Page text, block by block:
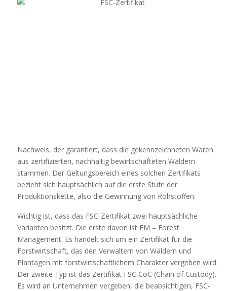
Nachweis, der garantiert, dass die gekennzeichneten Waren
aus zertifizierten, nachhaltig bewirtschafteten Wäldern
stammen. Der Geltungsbereich eines solchen Zertifikats
bezieht sich hauptsächlich auf die erste Stufe der
Produktionskette, also die Gewinnung von Rohstoffen.
Wichtig ist, dass das FSC-Zertifikat zwei hauptsächliche
Varianten besitzt. Die erste davon ist FM – Forest
Management. Es handelt sich um ein Zertifikat für die
Forstwirtschaft, das den Verwaltern von Wäldern und
Plantagen mit forstwirtschaftlichem Charakter vergeben wird.
Der zweite Typ ist das Zertifikat FSC CoC (Chain of Custody).
Es wird an Unternehmen vergeben, die beabsichtigen, FSC-